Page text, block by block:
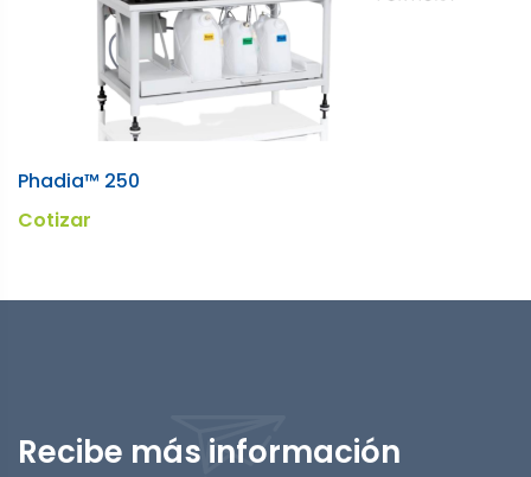
Phadia™ 250
Cotizar
Recibe más información